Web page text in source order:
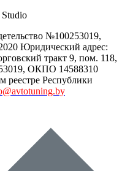
Studio
№100253019,
Юридический адрес:
тракт 9, пом. 118,
ОКПО 14588310
реестре Республики